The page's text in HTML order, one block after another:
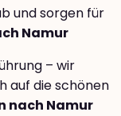
und sorgen für
Namur
– wir
auf die schönen
nach Namur